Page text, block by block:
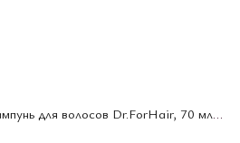
Фитотерапевтический шампунь для волосов Dr.ForHair, 70 мл (533421)